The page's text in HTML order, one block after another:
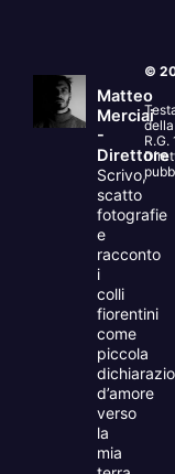
Matteo
Merciai
-
Direttore
Scrivo,
scatto
fotografie
e
racconto
i
colli
fiorentini
come
piccola
d’amore
verso
la
mia
©